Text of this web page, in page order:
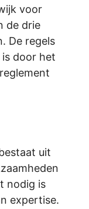
voor
de drie
De regels
door het
uit
nodig is
expertise.